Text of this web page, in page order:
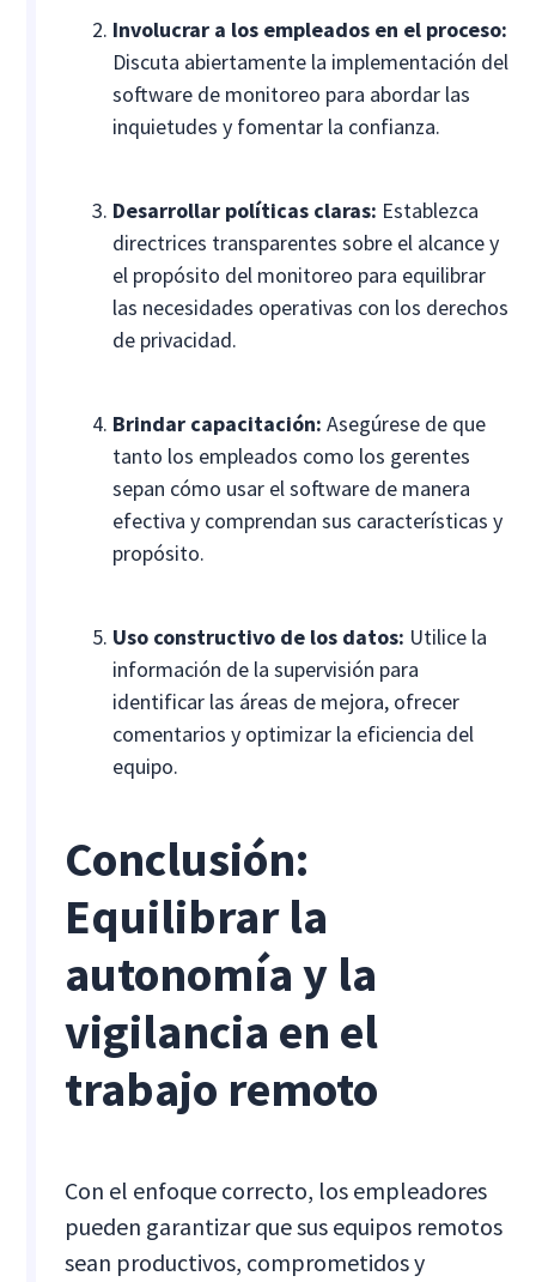
Involucrar a los empleados en el proceso:
Discuta abiertamente la implementación del
software de monitoreo para abordar las
inquietudes y fomentar la confianza.
Desarrollar políticas claras: Establezca
directrices transparentes sobre el alcance y
el propósito del monitoreo para equilibrar
las necesidades operativas con los derechos
de privacidad.
Brindar capacitación:Asegúrese de que
tanto los empleados como los gerentes
sepan cómo usar el software de manera
efectiva y comprendan sus características y
propósito.
Uso constructivo de los datos: Utilice la
información de la supervisión para
identificar las áreas de mejora, ofrecer
comentarios y optimizar la eficiencia del
equipo.
Conclusión:
Equilibrar la
autonomía y la
vigilancia en el
trabajo remoto
Con el enfoque correcto, los empleadores
pueden garantizar que sus equipos remotos
sean productivos, comprometidos y